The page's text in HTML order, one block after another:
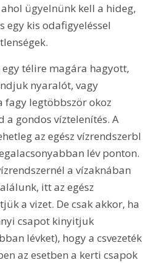
ügyelnünk kell a hideg,
egy kis odafigyeléssel
télire magára hagyott,
nyaralót, vagy
fagy legtöbbször okoz
a gondos víztelenítés. A
az egész vízrendszerbl
lév ponton.
a vízaknában
itt az egész
a vizet. De csak akkor, ha
csapot kinyitjuk
lévket), hogy a csvezeték
az esetben a kerti csapok